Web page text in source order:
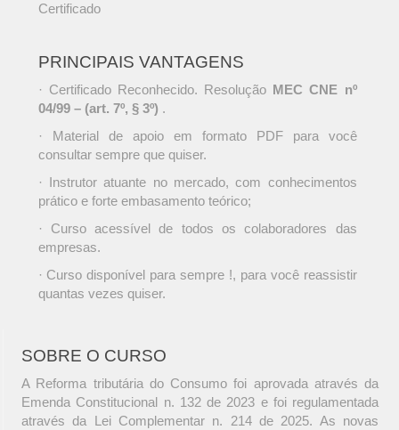
Certificado
PRINCIPAIS VANTAGENS
· Certificado Reconhecido. Resolução MEC CNE nº
04/99 – (art. 7º, § 3º) .
· Material de apoio em formato PDF para você
consultar sempre que quiser.
· Instrutor atuante no mercado, com conhecimentos
prático e forte embasamento teórico;
· Curso acessível de todos os colaboradores das
empresas.
· Curso disponível para sempre !, para você reassistir
quantas vezes quiser.
SOBRE O CURSO
A Reforma tributária do Consumo foi aprovada através da
Emenda Constitucional n. 132 de 2023 e foi regulamentada
através da Lei Complementar n. 214 de 2025. As novas